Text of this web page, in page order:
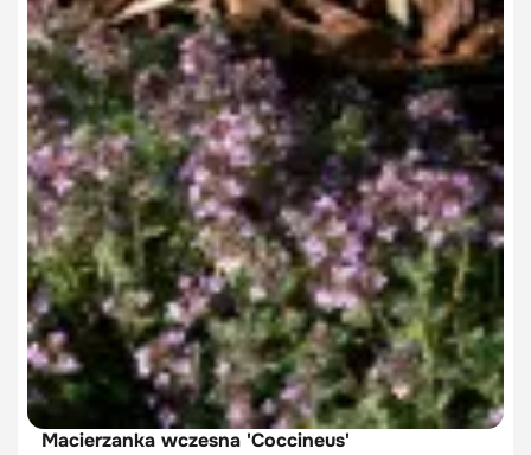
Macierzanka wczesna 'Coccineus'